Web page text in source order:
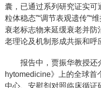
囊，已通过系列研究证实可
粒体稳态”“调节表观遗传”“
衰老标志物来延缓衰老并防
老理论及机制形成共振和呼
报告中，贾振华教授还
hytomedicine》上的全球首
中心、安慰剂对照临床循